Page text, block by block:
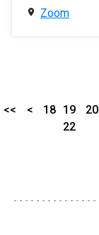
Zoom
<< < 18 19 20
22